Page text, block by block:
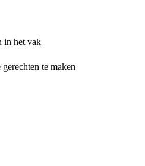
in het vak
te maken